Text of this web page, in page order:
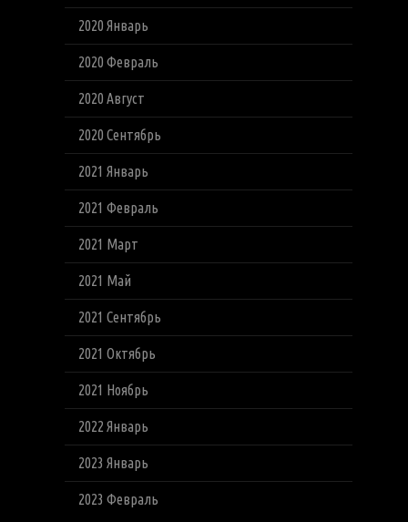
2020 Январь
2020 Февраль
2020 Август
2020 Сентябрь
2021 Январь
2021 Февраль
2021 Март
2021 Май
2021 Сентябрь
2021 Октябрь
2021 Ноябрь
2022 Январь
2023 Январь
2023 Февраль